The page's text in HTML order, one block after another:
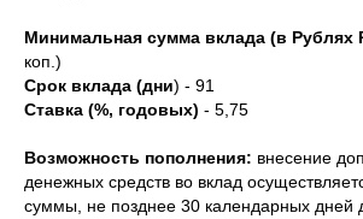
Минимальная сумма вклада (в Рублях
коп.)
Срок вклада (дни) - 91
Ставка (%, годовых) - 5,75
Возможность пополнения: внесение
денежных средств во вклад
суммы, не позднее 30 календарных дней